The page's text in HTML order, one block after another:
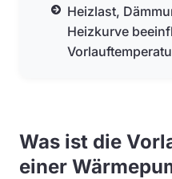
Heizlast,
Heizkurve
Was ist die
einer